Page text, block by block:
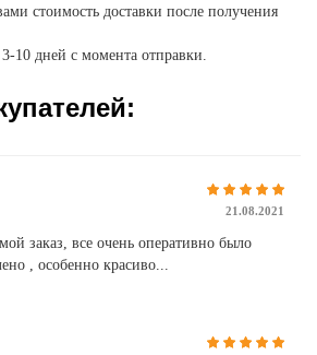
стоимость доставки после получения
10 дней с момента отправки.
21.08.2021
заказ, все очень оперативно было
, особенно красиво...